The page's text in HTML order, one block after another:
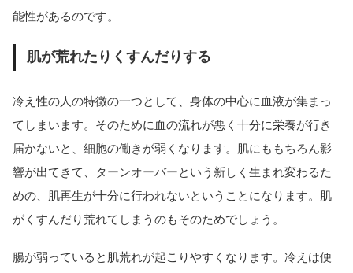
能性があるのです。
肌が荒れたりくすんだりする
冷え性の人の特徴の一つとして、身体の中心に血液が集まっ
てしまいます。そのために血の流れが悪く十分に栄養が行き
届かないと、細胞の働きが弱くなります。肌にももちろん影
響が出てきて、ターンオーバーという新しく生まれ変わるた
めの、肌再生が十分に行われないということになります。肌
がくすんだり荒れてしまうのもそのためでしょう。
腸が弱っていると肌荒れが起こりやすくなります。冷えは便